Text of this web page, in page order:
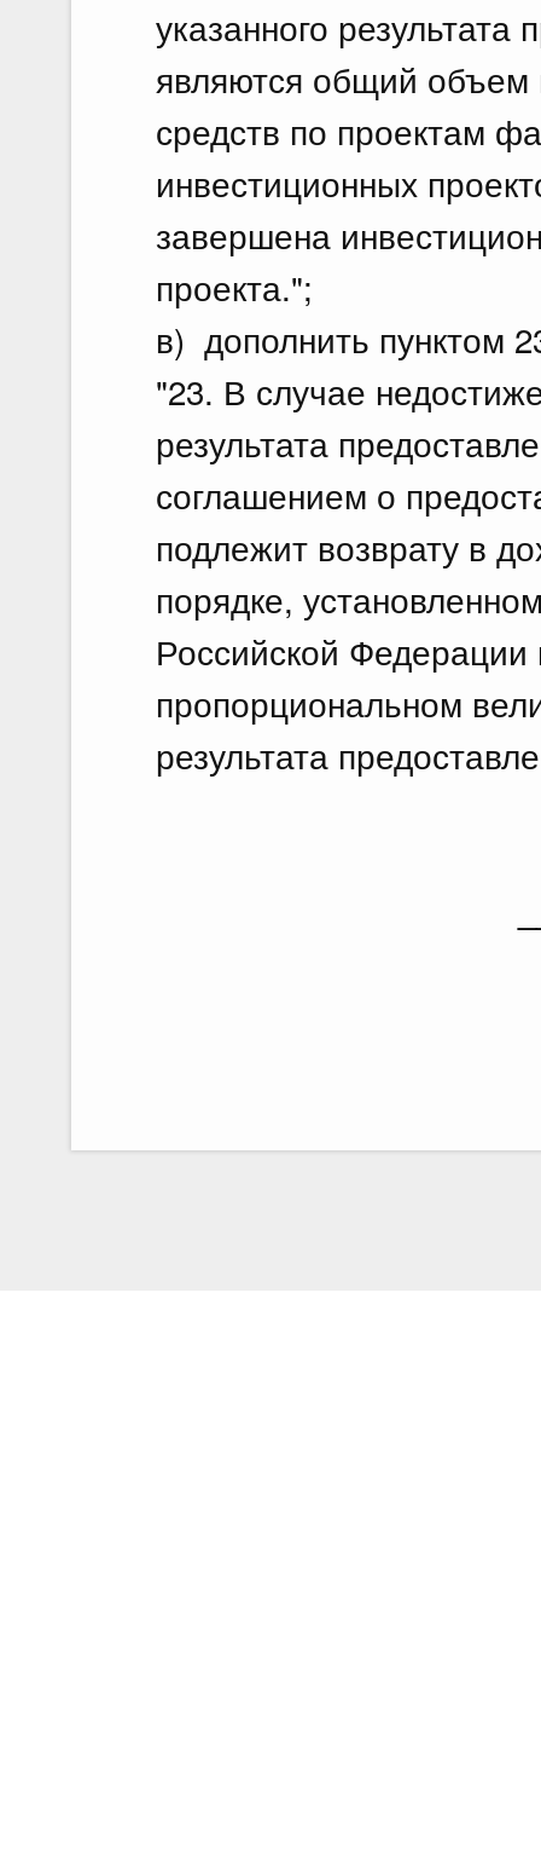
указанного результата
являются общий объем
средств по проектам
инвестиционных
завершена
проекта.";
в) дополнить пунктом
"23. В случае
результата
соглашением о
подлежит возврату в
порядке,
Российской
пропорциональном
результата